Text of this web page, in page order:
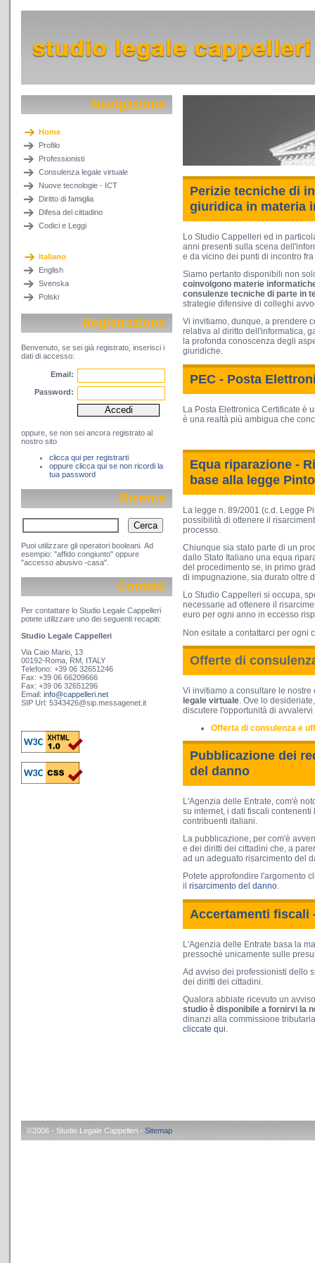
Navigazione
Home
Profilo
Professionisti
Consulenza legale virtuale
Nuove tecnologie - ICT
Diritto di famiglia
Difesa del cittadino
Codici e Leggi
Italiano
English
Svenska
Polski
Registrazione
Benvenuto, se sei già registrato, inserisci i
dati di accesso:
Email:
Password:
oppure, se non sei ancora registrato al
nostro sito
clicca qui per registrarti
oppure clicca qui se non ricordi la
tua password
Ricerca
Puoi utilizzare gli operatori booleani. Ad
esempio: "affido congiunto" oppure
"accesso abusivo -casa".
Contatti
Per contattare lo Studio Legale Cappelleri
potete utilizzare uno dei seguenti recapiti:
Studio Legale Cappelleri
Via Caio Mario, 13
00192-Roma, RM, ITALY
Telefono: +39 06 32651246
Fax: +39 06 66209666
Fax: +39 06 32651296
Email: info@cappelleri.net
SIP Url: 5343426@sip.messagenet.it
Perizie tecniche di
giuridica in materia
Lo Studio Cappelleri ed in
anni presenti sulla scena
e da vicino dei punti di incontro
Siamo pertanto disponibili non
coinvolgono materie
consulenze tecniche di parte in
strategie difensive di colleghi
Vi invitiamo, dunque, a prendere
relativa al diritto dell'informatica,
la profonda conoscenza degli
giuridiche.
PEC - Posta
La Posta Elettronica Certificate è
è una realtà più ambigua che
Equa riparazione -
base alla legge Pinto
La legge n. 89/2001 (c.d. Legge
possibilità di ottenere il
processo.
Chiunque sia stato parte di un
dallo Stato Italiano una equa
del procedimento se, in primo
di impugnazione, sia durato oltre
Lo Studio Cappelleri si occupa,
necessarie ad ottenere il
euro per ogni anno in eccesso
Non esitate a contattarci per ogni
Offerte di
Vi invitiamo a consultare le nostre
legale virtuale . Ove lo
discutere l'opportunità di
Offerta di consulenza e
Pubblicazione dei
del danno
L'Agenzia delle Entrate, com'è
su internet, i dati fiscali
contribuenti italiani.
La pubblicazione, per com'è
e dei diritti dei cittadini che, a
ad un adeguato risarcimento del
Potete approfondire l'argomento
il risarcimento del danno.
Accertamenti fiscali
L'Agenzia delle Entrate basa la
pressoché unicamente sulle
Ad avviso dei professionisti dello
dei diritti dei cittadini.
Qualora abbiate ricevuto un
studio è disponibile a fornirvi la
dinanzi alla commissione
cliccate qui.
©2006 - Studio Legale Cappelleri - Sitemap